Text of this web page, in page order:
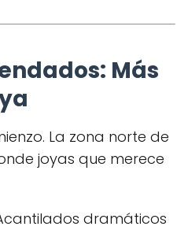
Más
La zona norte de
joyas que merece
dramáticos